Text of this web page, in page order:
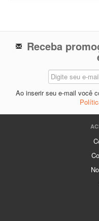
Receba
Ao inserir seu e-mail você